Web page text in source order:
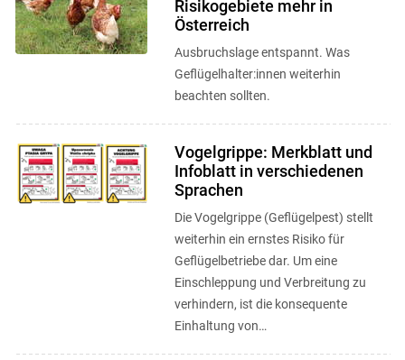
Risikogebiete mehr in
Österreich
Ausbruchslage entspannt. Was
Geflügelhalter:innen weiterhin
beachten sollten.
Vogelgrippe: Merkblatt und
Infoblatt in verschiedenen
Sprachen
Die Vogelgrippe (Geflügelpest) stellt
weiterhin ein ernstes Risiko für
Geflügelbetriebe dar. Um eine
Einschleppung und Verbreitung zu
verhindern, ist die konsequente
Einhaltung von